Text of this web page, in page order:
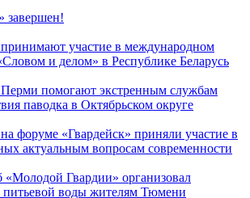
завершен!
участие в международном
и делом» в Республике Беларусь
помогают экстренным службам
паводка в Октябрьском округе
форуме «Гвардейск» приняли участие в
актуальным вопросам современности
Гвардии» организовал
питьевой воды жителям Тюмени